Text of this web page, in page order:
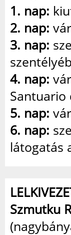
1. nap:
2. nap:
3. nap:
4. nap:
Santuario
5. nap:
6. nap:
látogatás
Szmutku